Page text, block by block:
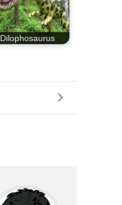
Dilophosaurus